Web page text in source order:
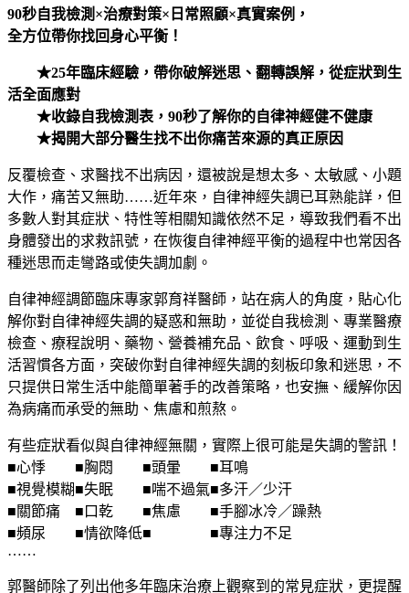
90秒自我檢測×治療對策×日常照顧×真實案例，
全方位帶你找回身心平衡！
★25年臨床經驗，帶你破解迷思、翻轉誤解，從症狀到生
活全面應對
★收錄自我檢測表，90秒了解你的自律神經健不健康
★揭開大部分醫生找不出你痛苦來源的真正原因
反覆檢查、求醫找不出病因，還被說是想太多、太敏感、小題
大作，痛苦又無助……近年來，自律神經失調已耳熟能詳，但
多數人對其症狀、特性等相關知識依然不足，導致我們看不出
身體發出的求救訊號，在恢復自律神經平衡的過程中也常因各
種迷思而走彎路或使失調加劇。
自律神經調節臨床專家郭育祥醫師，站在病人的角度，貼心化
解你對自律神經失調的疑惑和無助，並從自我檢測、專業醫療
檢查、療程說明、藥物、營養補充品、飲食、呼吸、運動到生
活習慣各方面，突破你對自律神經失調的刻板印象和迷思，不
只提供日常生活中能簡單著手的改善策略，也安撫、緩解你因
為病痛而承受的無助、焦慮和煎熬。
有些症狀看似與自律神經無關，實際上很可能是失調的警訊！
■心悸 ■胸悶 ■頭暈 ■耳鳴
■視覺模糊■失眠 ■喘不過氣■多汗／少汗
■關節痛 ■口乾 ■焦慮 ■手腳冰冷／躁熱
■頻尿 ■情欲降低■ ■專注力不足
……
郭醫師除了列出他多年臨床治療上觀察到的常見症狀，更提醒